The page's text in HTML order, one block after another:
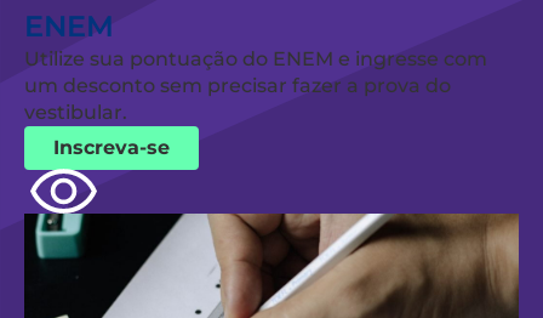
ENEM
Utilize sua pontuação do ENEM e ingresse com
um desconto sem precisar fazer a prova do
vestibular.
Inscreva-se